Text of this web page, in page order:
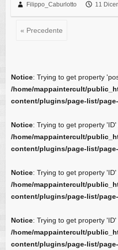
Filippo_Caburlotto 11
« Precedente
Notice: Trying to get property
/home/mappaintercult/
content/plugins/page-list/
Notice: Trying to get property
/home/mappaintercult/
content/plugins/page-list/
Notice: Trying to get property
/home/mappaintercult/
content/plugins/page-list/
Notice: Trying to get property
/home/mappaintercult/
content/plugins/page-list/